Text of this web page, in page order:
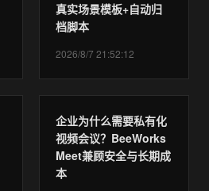
真实场景模板+自动归
档脚本
2026/8/7 21:52:12
企业为什么需要私有化
视频会议？BeeWorks
Meet兼顾安全与长期成
本